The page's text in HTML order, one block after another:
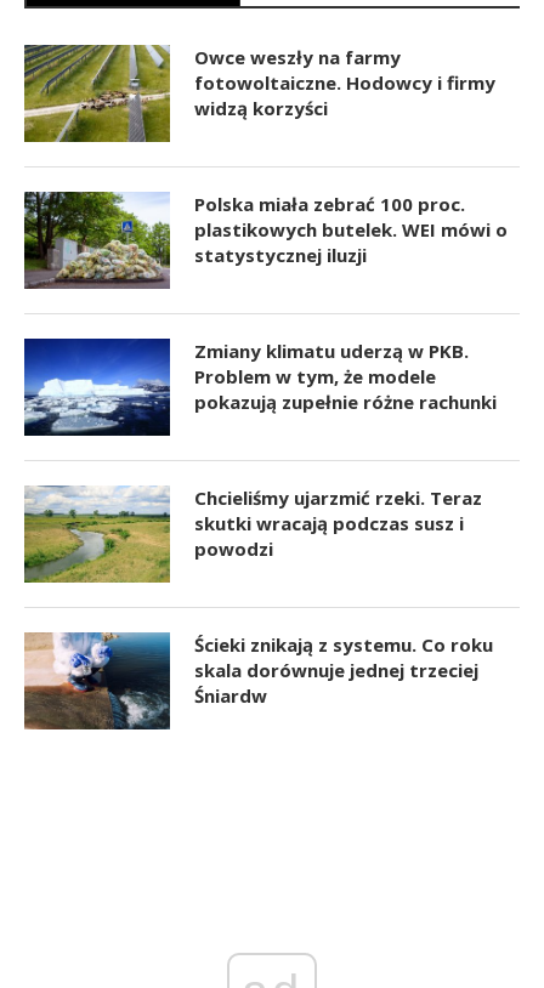
Owce weszły na farmy
fotowoltaiczne. Hodowcy i firmy
widzą korzyści
Polska miała zebrać 100 proc.
plastikowych butelek. WEI mówi o
statystycznej iluzji
Zmiany klimatu uderzą w PKB.
Problem w tym, że modele
pokazują zupełnie różne rachunki
Chcieliśmy ujarzmić rzeki. Teraz
skutki wracają podczas susz i
powodzi
Ścieki znikają z systemu. Co roku
skala dorównuje jednej trzeciej
Śniardw